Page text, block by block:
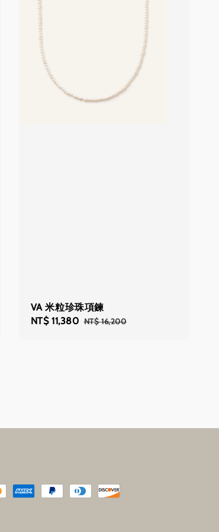
VA 米粒珍珠項鍊
Sale
NT$ 11,380 Regular
NT$ 16,200